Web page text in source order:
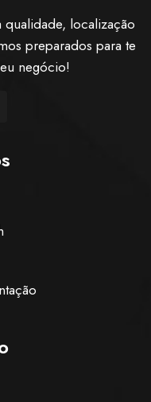
localização
preparados para te
negócio!